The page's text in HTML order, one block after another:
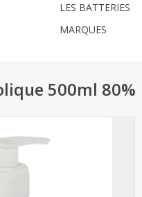
LES BATTERIES
MARQUES
500ml 80%